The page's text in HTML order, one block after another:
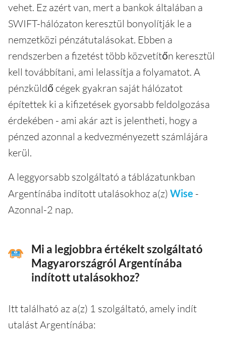
vehet. Ez azért van, mert a bankok általában a
SWIFT-hálózaton keresztül bonyolítják le a
nemzetközi pénzátutalásokat. Ebben a
rendszerben a fizetést több közvetítőn keresztül
kell továbbítani, ami lelassítja a folyamatot. A
pénzküldő cégek gyakran saját hálózatot
építettek ki a kifizetések gyorsabb feldolgozása
érdekében - ami akár azt is jelentheti, hogy a
pénzed azonnal a kedvezményezett számlájára
kerül.
A leggyorsabb szolgáltató a táblázatunkban
Argentínába indított utalásokhoz a(z) Wise -
Azonnal-2 nap.
Mi a legjobbra értékelt szolgáltató
Magyarországról Argentínába
indított utalásokhoz?
Itt található az a(z) 1 szolgáltató, amely indít
utalást Argentínába: